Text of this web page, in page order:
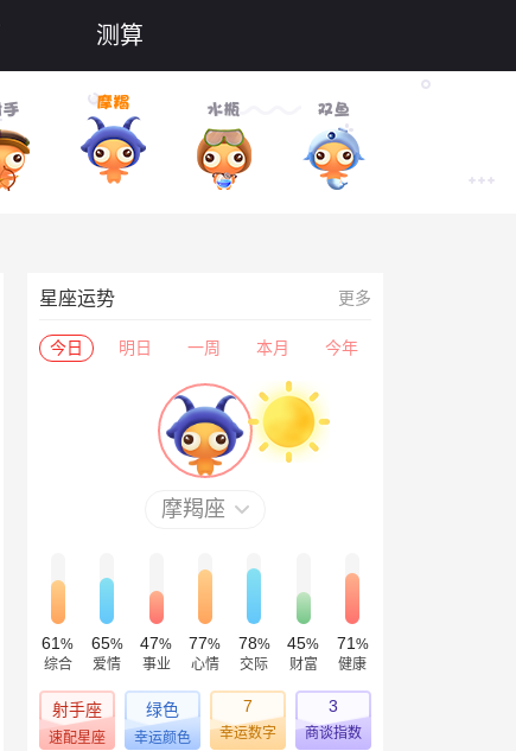
测算
星座运势 更多
今日 明日 一周 本月 今年
摩羯座
61%
综合
65%
爱情
47%
事业
77%
心情
78%
交际
45%
财富
71%
健康
射手座
速配星座
绿色
幸运颜色
7
幸运数字
3
商谈指数